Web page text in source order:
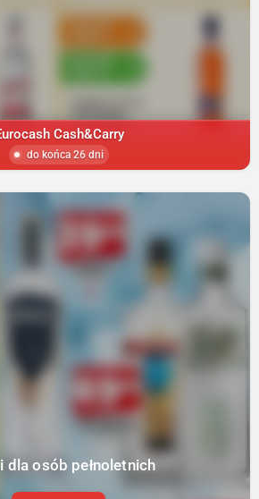
Cash&Carry
do końca 26 dni
dla osób pełnoletnich